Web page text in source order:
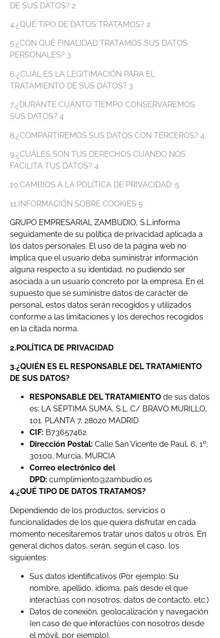
DE SUS DATOS? 2
4.¿QUÉ TIPO DE DATOS TRATAMOS? 2
5.¿CON QUÉ FINALIDAD TRATAMOS SUS DATOS
PERSONALES? 3
6.¿CUÁL ES LA LEGITIMACIÓN PARA EL
TRATAMIENTO DE SUS DATOS? 3
7.¿DURANTE CUÁNTO TIEMPO CONSERVAREMOS
SUS DATOS? 4
8.¿COMPARTIREMOS SUS DATOS CON TERCEROS? 4
9.¿CUÁLES SON TUS DERECHOS CUANDO NOS
FACILITA TUS DATOS? 4
10.CAMBIOS A LA POLÍTICA DE PRIVACIDAD. 5
11.INFORMACIÓN SOBRE COOKIES 5
GRUPO EMPRESARIAL ZAMBUDIO, S.L.informa
seguidamente de su política de privacidad aplicada a
los datos personales. El uso de la página web no
implica que el usuario deba suministrar información
alguna respecto a su identidad, no pudiendo ser
asociada a un usuario concreto por la empresa. En el
supuesto que se suministre datos de carácter de
personal, estos datos serán recogidos y utilizados
conforme a las limitaciones y los derechos recogidos
en la citada norma.
2.POLÍTICA DE PRIVACIDAD
3.¿QUIÉN ES EL RESPONSABLE DEL TRATAMIENTO
DE SUS DATOS?
RESPONSABLE DEL TRATAMIENTO de sus datos
es: LA SÉPTIMA SUMA, S.L. C/ BRAVO MURILLO,
101. PLANTA 7. 28020 MADRID
CIF: B73657462
Dirección Postal: Calle San Vicente de Paul, 6, 1º,
30100, Murcia, MURCIA
Correo electrónico del
DPD: cumplimiento@zambudio.es
4.¿QUÉ TIPO DE DATOS TRATAMOS?
Dependiendo de los productos, servicios o
funcionalidades de los que quiera disfrutar en cada
momento necesitaremos tratar unos datos u otros. En
general dichos datos, serán, según el caso, los
siguientes:
Sus datos identificativos (Por ejemplo: Su
nombre, apellido, idioma, país desde el que
interactúas con nosotros, datos de contacto, etc.)
Datos de conexión, geolocalización y navegación
(en caso de que interactúes con nosotros desde
el móvil, por ejemplo).